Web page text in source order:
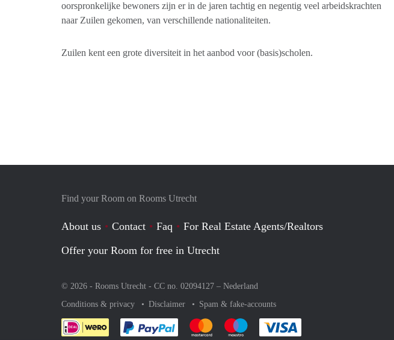
oorspronkelijke bewoners zijn er in de jaren tachtig en negentig veel arbeidskrachten
naar Zuilen gekomen, van verschillende nationaliteiten.
Zuilen kent een grote diversiteit in het aanbod voor (basis)scholen.
Find your Room on Rooms Utrecht
About us Contact Faq
For Real Estate Agents/Realtors
Offer your Room for free in Utrecht
© 2026 - Rooms Utrecht - CC no. 02094127 – Nederland
Conditions & privacy
Disclaimer Spam & fake-accounts
Pay easily with :payment method
Pay easily with :payment method
Pay easily with :payment method